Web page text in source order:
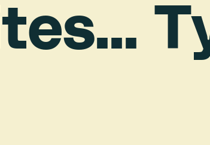
tes... T